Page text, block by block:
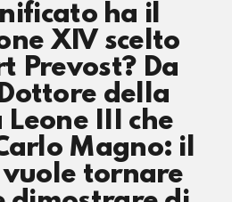
ha il
XIV scelto
Prevost? Da
della
Leone III che
Magno: il
tornare